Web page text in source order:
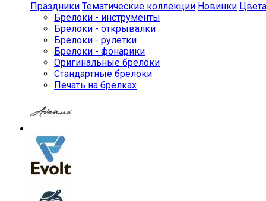
Праздники Тематические коллекции Новинки Цвета
Брелоки - инструменты
Брелоки - открывалки
Брелоки - рулетки
Брелоки - фонарики
Оригинальные брелоки
Стандартные брелоки
Печать на брелках